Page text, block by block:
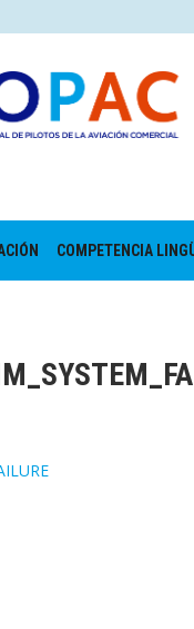
COMPETENCIA